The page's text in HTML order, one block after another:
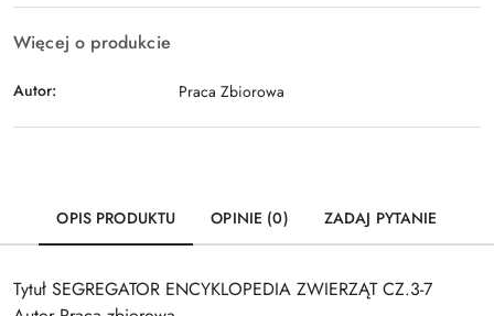
Więcej o produkcie
Autor: Praca Zbiorowa
OPIS PRODUKTU OPINIE (0) ZADAJ PYTANIE
Tytuł SEGREGATOR ENCYKLOPEDIA ZWIERZĄT CZ.3-7